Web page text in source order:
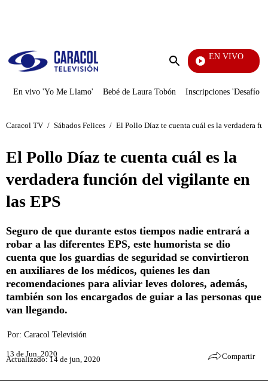
Enviar
EN VIVO
La Red
En vivo 'Yo Me Llamo' Bebé de Laura Tobón Inscripciones 'Desafío'
Caracol TV / Sábados Felices / El Pollo Díaz te cuenta cuál es la verdadera
El Pollo Díaz te cuenta cuál es la
verdadera función del vigilante en
las EPS
Seguro de que durante estos tiempos nadie entrará a
robar a las diferentes EPS, este humorista se dio
cuenta que los guardias de seguridad se convirtieron
en auxiliares de los médicos, quienes les dan
recomendaciones para aliviar leves dolores, además,
también son los encargados de guiar a las personas que
van llegando.
Por: Caracol Televisión
13 de Jun, 2020
Actualizado: 14 de jun, 2020 Compartir